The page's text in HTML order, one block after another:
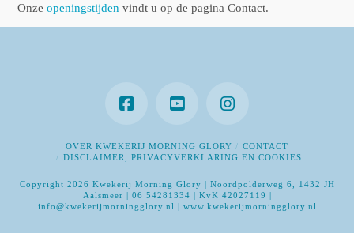
Onzeopeningstijden vindt u op de pagina Contact.
OVER KWEKERIJ MORNING GLORY
CONTACT
DISCLAIMER, PRIVACYVERKLARING EN COOKIES
Copyright 2026 Kwekerij Morning Glory | Noordpolderweg 6, 1432 JH
Aalsmeer | 06 54281334 | KvK 42027119 |
info@kwekerijmorningglory.nl | www.kwekerijmorningglory.nl